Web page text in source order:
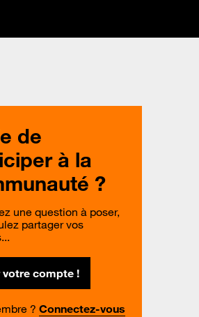
de
à la
?
une question à poser,
partager vos
votre compte !
? Connectez-vous